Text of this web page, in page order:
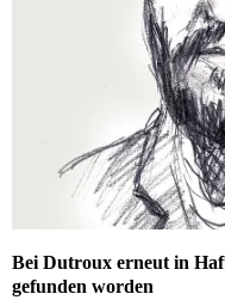
Bei Dutroux erneut in
gefunden worden